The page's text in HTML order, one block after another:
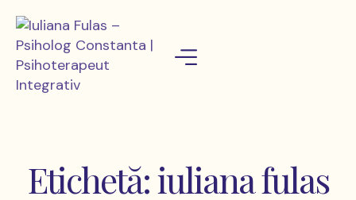
Etichetă:iuliana fulas